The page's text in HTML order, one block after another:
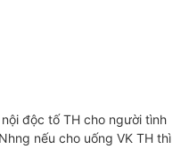
độc tố TH cho ng­­ười tình
nếu cho uống VK TH thì